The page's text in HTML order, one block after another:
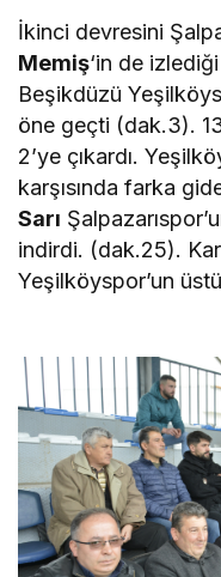
İkinci devresini
Memiş‘in de
Beşikdüzü
öne geçti (dak.3).
2’ye çıkardı.
karşısında farka
Sarı
indirdi. (dak.25).
Yeşilköyspor’un